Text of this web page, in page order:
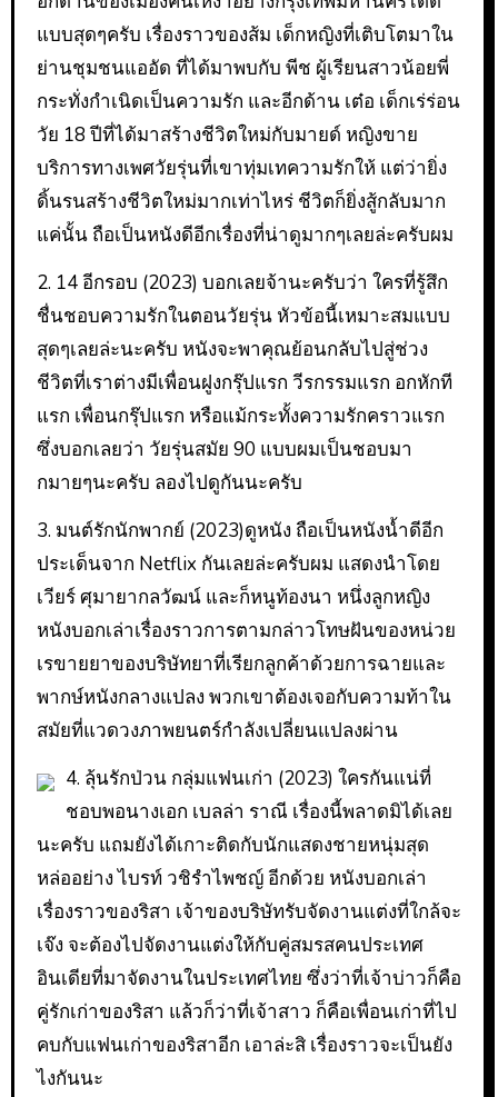
แบบสุดๆครับ เรื่องราวของส้ม เด็กหญิงที่เติบโตมาใน
ย่านชุมชนแออัด ที่ได้มาพบกับ พีช ผู้เรียนสาวน้อยพี่
กระทั่งกำเนิดเป็นความรัก และอีกด้าน เต๋อ เด็กเร่ร่อน
วัย 18 ปีที่ได้มาสร้างชีวิตใหม่กับมายด์ หญิงขาย
บริการทางเพศวัยรุ่นที่เขาทุ่มเทความรักให้ แต่ว่ายิ่ง
ดิ้นรนสร้างชีวิตใหม่มากเท่าไหร่ ชีวิตก็ยิ่งสู้กลับมาก
แค่นั้น ถือเป็นหนังดีอีกเรื่องที่น่าดูมากๆเลยล่ะครับผม
2. 14 อีกรอบ (2023) บอกเลยจ้านะครับว่า ใครที่รู้สึก
ชื่นชอบความรักในตอนวัยรุ่น หัวข้อนี้เหมาะสมแบบ
สุดๆเลยล่ะนะครับ หนังจะพาคุณย้อนกลับไปสู่ช่วง
ชีวิตที่เราต่างมีเพื่อนฝูงกรุ๊ปแรก วีรกรรมแรก อกหักที
แรก เพื่อนกรุ๊ปแรก หรือแม้กระทั้งความรักคราวแรก
ซึ่งบอกเลยว่า วัยรุ่นสมัย 90 แบบผมเป็นชอบมา
กมายๆนะครับ ลองไปดูกันนะครับ
3. มนต์รักนักพากย์ (2023)ดูหนัง ถือเป็นหนังน้ำดีอีก
ประเด็นจาก Netflix กันเลยล่ะครับผม แสดงนำโดย
เวียร์ ศุมายากลวัฒน์ และก็หนูท้องนา หนึ่งลูกหญิง
หนังบอกเล่าเรื่องราวการตามกล่าวโทษฝันของหน่วย
เรขายยาของบริษัทยาที่เรียกลูกค้าด้วยการฉายและ
พากษ์หนังกลางแปลง พวกเขาต้องเจอกับความท้าใน
สมัยที่แวดวงภาพยนตร์กำลังเปลี่ยนแปลงผ่าน
4. ลุ้นรักป่วน กลุ่มแฟนเก่า (2023) ใครกันแน่ที่
ชอบพอนางเอก เบลล่า ราณี เรื่องนี้พลาดมิได้เลย
นะครับ แถมยังได้เกาะติดกับนักแสดงชายหนุ่มสุด
หล่ออย่าง ไบรท์ วชิรำไพชญ์ อีกด้วย หนังบอกเล่า
เรื่องราวของริสา เจ้าของบริษัทรับจัดงานแต่งที่ใกล้จะ
เจ๊ง จะต้องไปจัดงานแต่งให้กับคู่สมรสคนประเทศ
อินเดียที่มาจัดงานในประเทศไทย ซึ่งว่าที่เจ้าบ่าวก็คือ
คู่รักเก่าของริสา แล้วก็ว่าที่เจ้าสาว ก็คือเพื่อนเก่าที่ไป
คบกับแฟนเก่าของริสาอีก เอาล่ะสิ เรื่องราวจะเป็นยัง
ไงกันนะ